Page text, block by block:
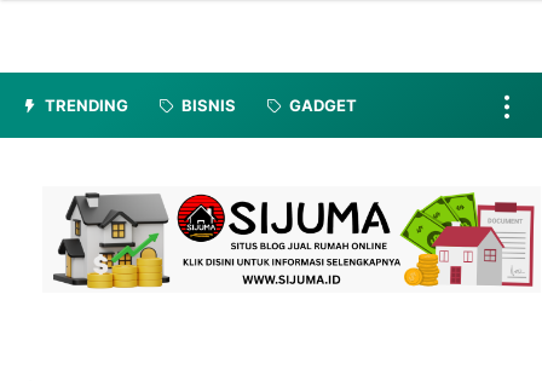
TRENDING BISNIS GADGET